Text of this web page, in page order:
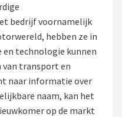
bedrijf voornamelijk
hebben ze in
en technologie kunnen
van transport en
naar informatie over
naam, kan het
op de markt